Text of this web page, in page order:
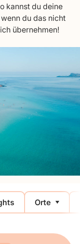
kannst du deine
du das nicht
übernehmen!
Orte